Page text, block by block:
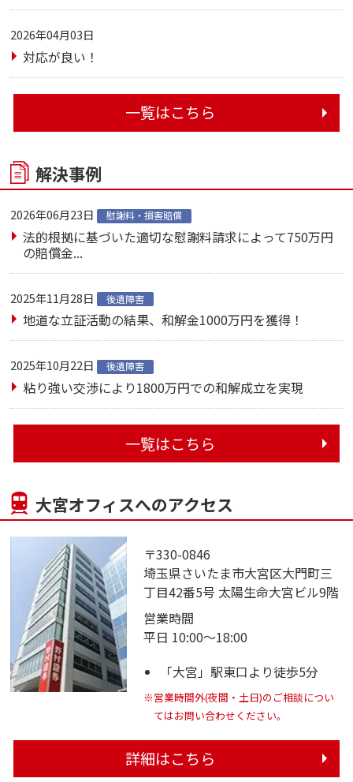
2026年04月03日
対応が良い！
一覧はこちら
解決事例
2026年06月23日 慰謝料・損害賠償
法的根拠に基づいた適切な慰謝料請求によって750万円
の賠償金...
2025年11月28日 後遺障害
地道な立証活動の結果、和解金1000万円を獲得！
2025年10月22日 後遺障害
粘り強い交渉により1800万円での和解成立を実現
一覧はこちら
大宮オフィスへのアクセス
〒330-0846
埼玉県さいたま市大宮区大門町三
丁目42番5号 太陽生命大宮ビル9階
営業時間
平日 10:00～18:00
「大宮」駅東口より徒歩5分
※営業時間外(夜間・土日)のご相談につい
てはお問い合わせください。
詳細はこちら